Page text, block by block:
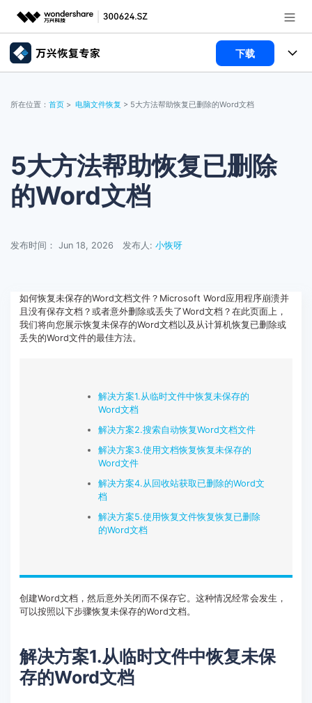
推荐产品
实用工具
关于万兴
客服热线：4000-300624
下载
文件修复
电脑数据恢复
破损文件修复
文章资讯
电脑数据恢复
服务与支持
联系我们
所在位置： 首页 > 电脑文件恢复 > 5大方法帮助恢复已删除的Word文档
5大方法帮助恢复已删除
的Word文档
发布时间： Jun 18, 2026 发布人: 小恢呀
如何恢复未保存的Word文档文件？Microsoft Word应用程序崩溃并
且没有保存文档？或者意外删除或丢失了Word文档？在此页面上，
我们将向您展示恢复未保存的Word文档以及从计算机恢复已删除或
丢失的Word文件的最佳方法。
解决方案1.从临时文件中恢复未保存的
Word文档
解决方案2.搜索自动恢复Word文档文件
解决方案3.使用文档恢复恢复未保存的
Word文件
解决方案4.从回收站获取已删除的Word文
档
解决方案5.使用恢复文件恢复恢复已删除
的Word文档
创建Word文档，然后意外关闭而不保存它。这种情况经常会发生，
可以按照以下步骤恢复未保存的Word文档。
解决方案1.从临时文件中恢复未保
存的Word文档